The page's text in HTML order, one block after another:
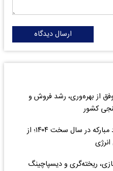
ارسال دیدگاه
از بهره‌وری، رشد فروش و
کشور
اتمام پروژه‌های راهبردی فولاد مبارکه در سال سخت ۱۴۰۴؛ از
ریخته‌گری و دیسپاچینگ